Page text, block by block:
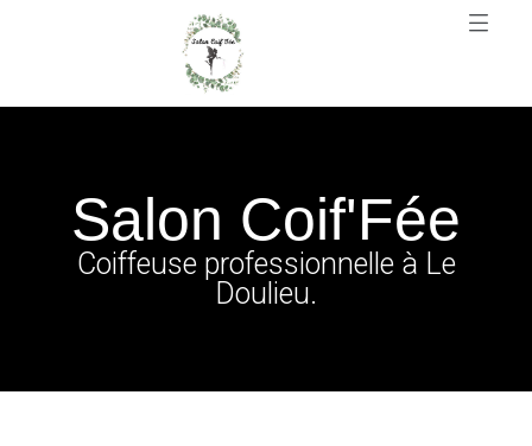
Salon Coif'Fée
Coiffeuse professionnelle à Le
Doulieu.